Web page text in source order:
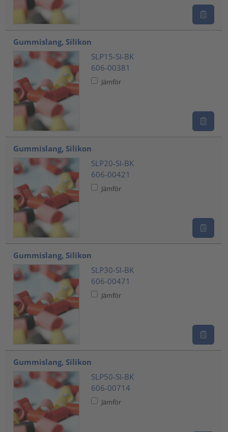
Gummislang, Silikon
SLP15-SI-BK
606-00381
Jämför
Gummislang, Silikon
SLP20-SI-BK
606-00421
Jämför
Gummislang, Silikon
SLP30-SI-BK
606-00471
Jämför
Gummislang, Silikon
SLP50-SI-BK
606-00714
Jämför